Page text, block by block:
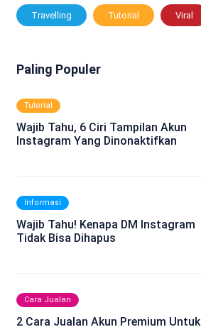
Travelling Tutorial Viral
Paling Populer
Tutorial
Wajib Tahu, 6 Ciri Tampilan Akun
Instagram Yang Dinonaktifkan
Informasi
Wajib Tahu! Kenapa DM Instagram
Tidak Bisa Dihapus
Cara Jualan
2 Cara Jualan Akun Premium Untuk